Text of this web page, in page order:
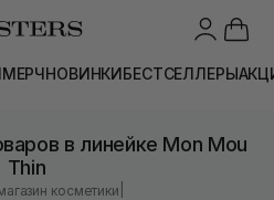
МЕРЧНОВИНКИБЕСТСЕЛЛЕРЫ
в линейке Mon Mou
Thin
косметики